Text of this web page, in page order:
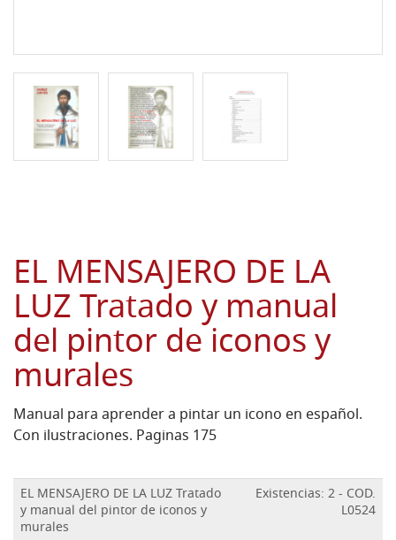
EL MENSAJERO DE LA
LUZ Tratado y manual
del pintor de iconos y
murales
Manual para aprender a pintar un icono en español.
Con ilustraciones. Paginas 175
EL MENSAJERO DE LA LUZ Tratado
y manual del pintor de iconos y
murales
Existencias: 2 - COD.
L0524